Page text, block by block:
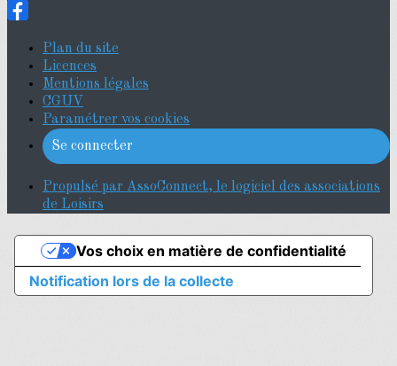
Plan du site
Licences
Mentions légales
CGUV
Paramétrer vos cookies
Se connecter
Propulsé par AssoConnect, le logiciel des associations
de Loisirs
Notification lors de la collecte
Vos choix en matière de confidentialité